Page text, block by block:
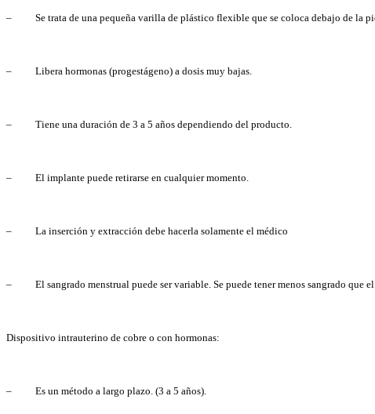
– Se trata de una pequeña varilla de plástico flexible que se coloca debajo de la
– Libera hormonas (progestágeno) a dosis muy bajas.
– Tiene una duración de 3 a 5 años dependiendo del producto.
– El implante puede retirarse en cualquier momento.
– La inserción y extracción debe hacerla solamente el médico
– El sangrado menstrual puede ser variable. Se puede tener menos sangrado que
Dispositivo intrauterino de cobre o con hormonas:
– Es un método a largo plazo. (3 a 5 años).